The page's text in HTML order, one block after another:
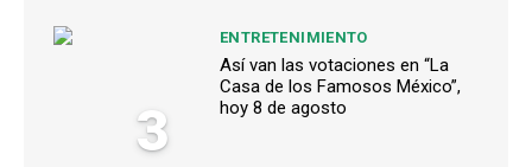
3
ENTRETENIMIENTO
Así van las votaciones en “La
Casa de los Famosos México”,
hoy 8 de agosto